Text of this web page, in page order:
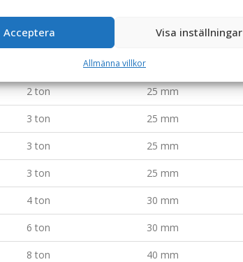
Acceptera Visa inställningar
Allmänna villkor
2 ton 25 mm
2 ton 25 mm
3 ton 25 mm
3 ton 25 mm
3 ton 25 mm
4 ton 30 mm
6 ton 30 mm
8 ton 40 mm